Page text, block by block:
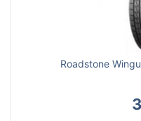
Roadstone